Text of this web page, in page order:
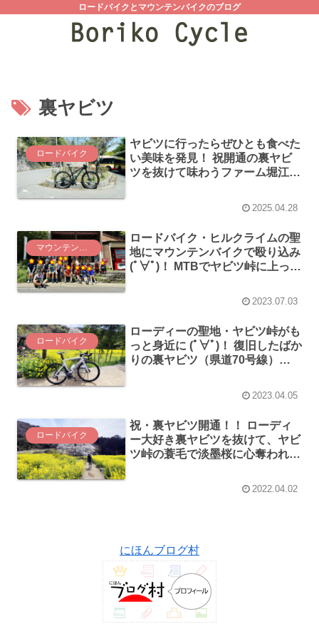
ロードバイクとマウンテンバイクのブログ
裏ヤビツ
ロードバイク
ヤビツに行ったらぜひとも食べた
い美味を発見！ 祝開通の裏ヤビ
ツを抜けて味わうファーム堀江の
2025.04.28
ロードバイク・ヒルクライムの聖
地にマウンテンバイクで殴り込み
(ﾟ∀ﾟ)！ MTBでヤビツ峠に上って
2023.07.03
ロードバイク
ローディーの聖地・ヤビツ峠がも
っと身近に (ﾟ∀ﾟ)！ 復旧したばか
りの裏ヤビツ（県道70号線）を
2023.04.05
ロードバイク
祝・裏ヤビツ開通！！ ローディ
ー大好き裏ヤビツを抜けて、ヤビ
ツ峠の蓑毛で淡墨桜に心奪われて
2022.04.02
にほんブログ村